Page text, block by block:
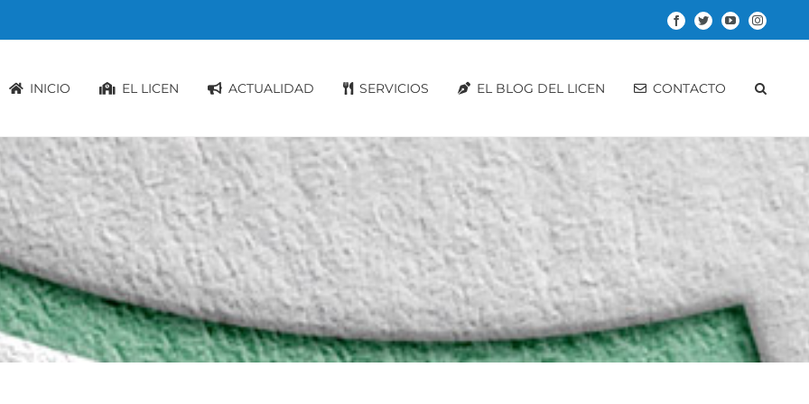
FacebookTwitterYouTubeInstagram
INICIO EL LICEN ACTUALIDAD SERVICIOS EL BLOG DEL LICEN CONTACTO